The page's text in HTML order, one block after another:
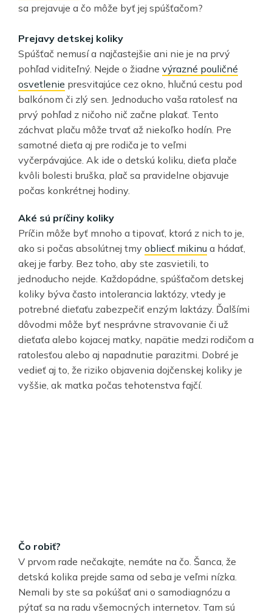
sa prejavuje a čo môže byť jej spúšťačom?
Prejavy detskej koliky
Spúšťač nemusí a najčastejšie ani nie je na prvý
pohľad viditeľný. Nejde o žiadne výrazné pouličné
osvetlenie presvitajúce cez okno, hlučnú cestu pod
balkónom či zlý sen. Jednoducho vaša ratolesť na
prvý pohľad z ničoho nič začne plakať. Tento
záchvat plaču môže trvať až niekoľko hodín. Pre
samotné dieťa aj pre rodiča je to veľmi
vyčerpávajúce. Ak ide o detskú koliku, dieťa plače
kvôli bolesti bruška, plač sa pravidelne objavuje
počas konkrétnej hodiny.
Aké sú príčiny koliky
Príčin môže byť mnoho a tipovať, ktorá z nich to je,
ako si počas absolútnej tmy obliecť mikinu a hádať,
akej je farby. Bez toho, aby ste zasvietili, to
jednoducho nejde. Každopádne, spúšťačom detskej
koliky býva často intolerancia laktózy, vtedy je
potrebné dieťaťu zabezpečiť enzým laktázy. Ďalšími
dôvodmi môže byť nesprávne stravovanie či už
dieťaťa alebo kojacej matky, napätie medzi rodičom a
ratolesťou alebo aj napadnutie parazitmi. Dobré je
vedieť aj to, že riziko objavenia dojčenskej koliky je
vyššie, ak matka počas tehotenstva fajčí.
Čo robiť?
V prvom rade nečakajte, nemáte na čo. Šanca, že
detská kolika prejde sama od seba je veľmi nízka.
Nemali by ste sa pokúšať ani o samodiagnózu a
pýtať sa na radu všemocných internetov. Tam sú